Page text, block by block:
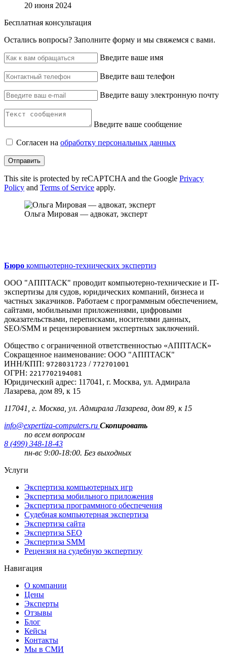
20 июня 2024
Бесплатная консультация
Остались вопросы? ‌Заполните форму и мы свяжемся с вами.
Введите ваше имя
Введите ваш телефон
Введите вашу электронную почту
Введите ваше сообщение
Согласен на обработку персональных данных
Отправить
This site is protected by reCAPTCHA and the Google Privacy
Policy and Terms of Service apply.
Ольга Мировая — адвокат, эксперт
Бюро компьютерно-технических экспертиз
ООО "АППТАСК" проводит компьютерно-технические и IT-
экспертизы для судов, юридических компаний, бизнеса и
частных заказчиков. Работаем с программным обеспечением,
сайтами, мобильными приложениями, цифровыми
доказательствами, переписками, носителями данных,
SEO/SMM и рецензированием экспертных заключений.
Общество с ограниченной ответственностью «АППТАСК»
Сокращенное наименование: ООО "АППТАСК"
ИНН/КПП: 9728031723 / 772701001
ОГРН: 2217702194081
Юридический адрес: 117041, г. Москва, ул. Адмирала
Лазарева, дом 89, к 15
117041, г. Москва, ул. Адмирала Лазарева, дом 89, к 15
info@expertiza-computers.ru Скопировать
по всем вопросам
8 (499) 348-18-43
пн-вс 9:00-18:00. Без выходных
Услуги
Экспертиза компьютерных игр
Экспертиза мобильного приложения
Экспертиза программного обеспечения
Судебная компьютерная экспертиза
Экспертиза сайта
Экспертиза SEO
Экспертиза SMM
Рецензия на судебную экспертизу
Навигация
О компании
Цены
Эксперты
Отзывы
Блог
Кейсы
Контакты
Мы в СМИ